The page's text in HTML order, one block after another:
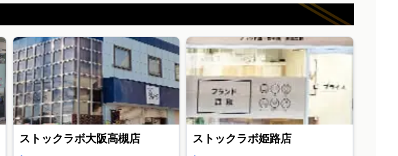
ストックラボ大阪高槻店
ストックラボ姫路店